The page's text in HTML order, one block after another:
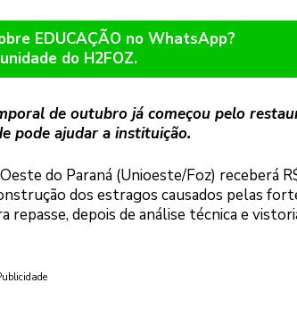
EDUCAÇÃO no WhatsApp?
do H2FOZ.
de outubro já começou pelo
pode ajudar a instituição.
do Paraná (Unioeste/Foz) receberá
dos estragos causados pelas
depois de análise técnica e